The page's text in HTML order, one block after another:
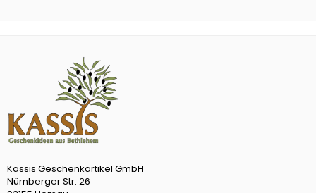
Kassis Geschenkartikel GmbH
Nürnberger Str. 26